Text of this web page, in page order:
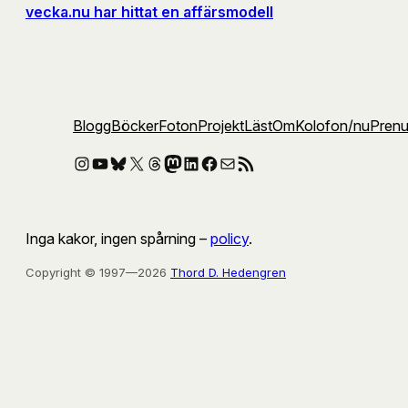
vecka.nu har hittat en affärsmodell
BloggBöckerFotonProjektLästOmKolofon/nu
Instagram
YouTube
Bluesky
X Threads
Mastodon
LinkedIn
Facebook
E-postRSS-flöde
Inga kakor, ingen spårning – policy.
Copyright © 1997—2026 Thord D. Hedengren